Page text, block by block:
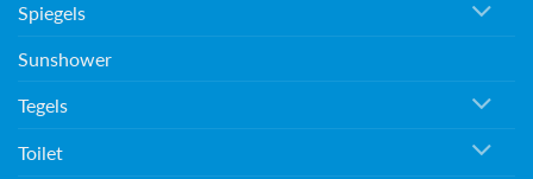
Spiegels
Sunshower
Tegels
Toilet